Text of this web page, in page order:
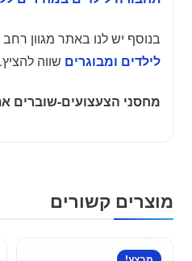
בנוסף יש לנו באתר מגוון
לילדים ומבוגרים שווה להציץ.
מחסני הצעצועים-שוברים
מוצרים קשורים